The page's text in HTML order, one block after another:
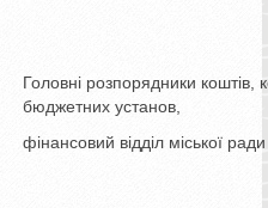
Головні розпорядники коштів,
бюджетних установ,
фінансовий відділ міської ради